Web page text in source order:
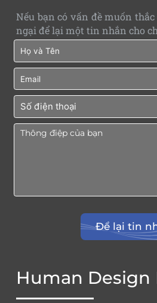
Human Design
Nếu bạn có vấn đề muốn
ngại để lại một tin nhắn cho